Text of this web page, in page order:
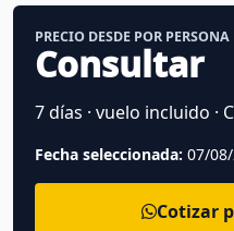
PRECIO DESDE POR PERSONA
Consultar
7 días · vuelo incluido ·
Fecha seleccionada: 07/
Cotizar